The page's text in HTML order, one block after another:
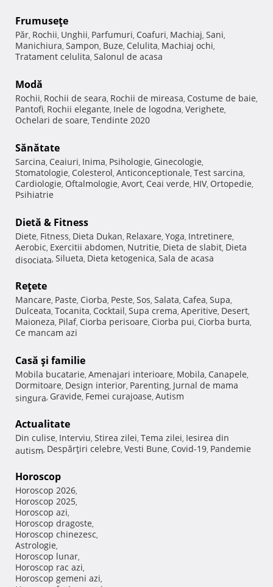
Frumuseţe
Păr, Rochii, Unghii, Parfumuri, Coafuri, Machiaj, Sani,
Manichiura, Sampon, Buze, Celulita, Machiaj ochi,
Tratament celulita, Salonul de acasa
Modă
Rochii, Rochii de seara, Rochii de mireasa, Costume de baie,
Pantofi, Rochii elegante, Inele de logodna, Verighete,
Ochelari de soare, Tendinte 2020
Sănătate
Sarcina, Ceaiuri, Inima, Psihologie, Ginecologie,
Stomatologie, Colesterol, Anticonceptionale, Test sarcina,
Cardiologie, Oftalmologie, Avort, Ceai verde, HIV, Ortopedie,
Psihiatrie
Dietă & Fitness
Diete, Fitness, Dieta Dukan, Relaxare, Yoga, Intretinere,
Aerobic, Exercitii abdomen, Nutritie, Dieta de slabit, Dieta
disociata, Silueta, Dieta ketogenica, Sala de acasa
Reţete
Mancare, Paste, Ciorba, Peste, Sos, Salata, Cafea, Supa,
Dulceata, Tocanita, Cocktail, Supa crema, Aperitive, Desert,
Maioneza, Pilaf, Ciorba perisoare, Ciorba pui, Ciorba burta,
Ce mancam azi
Casă şi familie
Mobila bucatarie, Amenajari interioare, Mobila, Canapele,
Dormitoare, Design interior, Parenting, Jurnal de mama
singura, Gravide, Femei curajoase, Autism
Actualitate
Din culise, Interviu, Stirea zilei, Tema zilei, Iesirea din
autism, Despărţiri celebre, Vesti Bune, Covid-19, Pandemie
Horoscop
Horoscop 2026,
Horoscop 2025,
Horoscop azi,
Horoscop dragoste,
Horoscop chinezesc,
Astrologie,
Horoscop lunar,
Horoscop rac azi,
Horoscop gemeni azi,